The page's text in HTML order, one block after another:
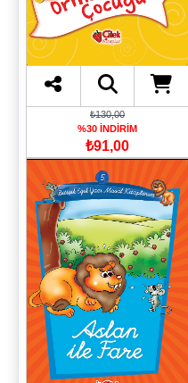
₺130,00
%30 İNDİRİM
₺91,00